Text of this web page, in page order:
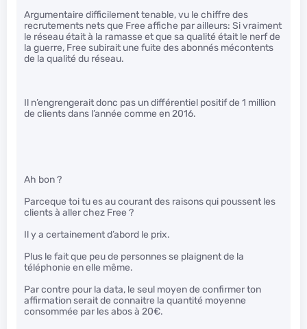
Argumentaire difficilement tenable, vu le chiffre des
recrutements nets que Free affiche par ailleurs: Si vraiment
le réseau était à la ramasse et que sa qualité était le nerf de
la guerre, Free subirait une fuite des abonnés mécontents
de la qualité du réseau.
Il n’engrengerait donc pas un différentiel positif de 1 million
de clients dans l’année comme en 2016.
Ah bon ?
Parceque toi tu es au courant des raisons qui poussent les
clients à aller chez Free ?
Il y a certainement d’abord le prix.
Plus le fait que peu de personnes se plaignent de la
téléphonie en elle même.
Par contre pour la data, le seul moyen de confirmer ton
affirmation serait de connaitre la quantité moyenne
consommée par les abos à 20€.